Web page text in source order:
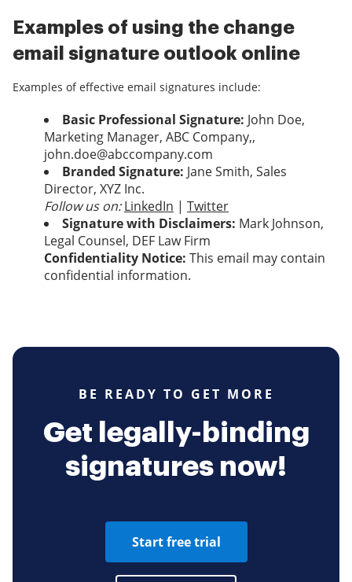
Examples of using the change
email signature outlook online
Examples of effective email signatures include:
Basic Professional Signature: John Doe,
Marketing Manager, ABC Company,,
john.doe@abccompany.com
Branded Signature: Jane Smith, Sales
Director, XYZ Inc.
Follow us on: LinkedIn | Twitter
Signature with Disclaimers: Mark Johnson,
Legal Counsel, DEF Law Firm
Confidentiality Notice: This email may contain
confidential information.
BE READY TO GET MORE
Get legally-binding
signatures now!
Start free trial